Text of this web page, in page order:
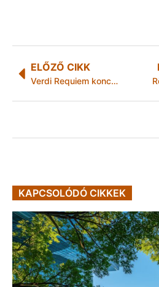
ELŐZŐ CIKK
Verdi Requiem koncertjével indul a harmadik GödöllŐsz Fesztivál
KAPCSOLÓDÓ CIKKEK